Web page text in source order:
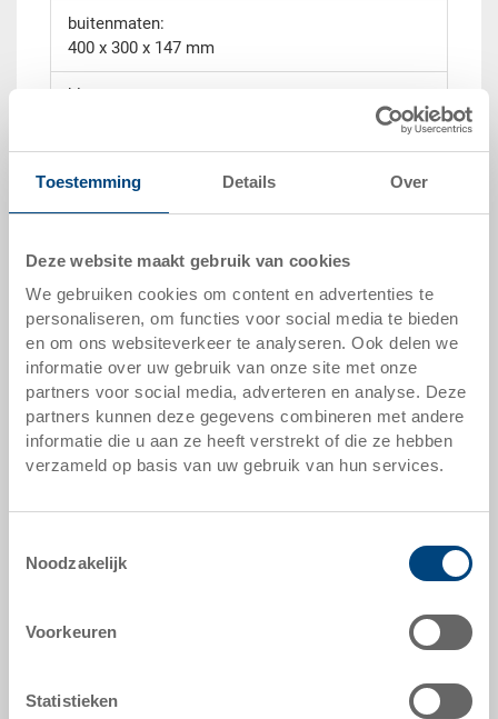
Toestemming Details Over
Deze website maakt gebruik van cookies
We gebruiken cookies om content en advertenties te
personaliseren, om functies voor social media te bieden
en om ons websiteverkeer te analyseren. Ook delen we
informatie over uw gebruik van onze site met onze
partners voor social media, adverteren en analyse. Deze
partners kunnen deze gegevens combineren met andere
informatie die u aan ze heeft verstrekt of die ze hebben
verzameld op basis van uw gebruik van hun services.
Noodzakelijk
Voorkeuren
Statistieken
buitenmaten:
400 x 300 x 147 mm
kleur:
kleuren op verzoek
verpakkingseenheid:
STÜCK
offerte aanvragen
technische gegevens
RL-KLT bak 400x300x147 mm